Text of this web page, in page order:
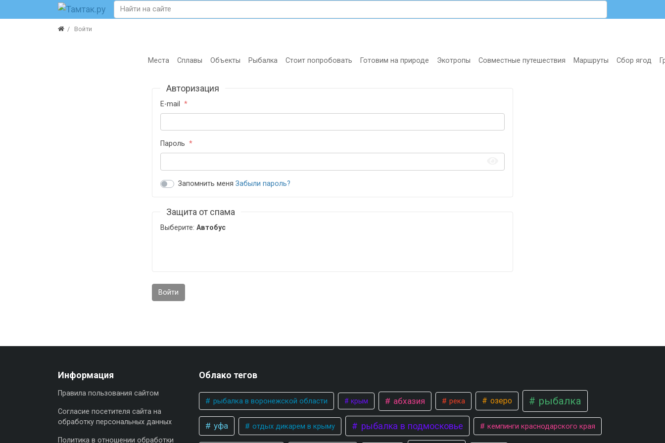
Войти
Места Сплавы Объекты Рыбалка Стоит попробовать Готовим на природе Экотропы Совместные путешествия Маршруты Сбор ягод
Авторизация
E-mail
Пароль
Запомнить меня Забыли пароль?
Защита от спама
Выберите: Автобус
Войти
Информация
Правила пользования сайтом
Согласие посетителя сайта на
обработку персональных данных
Политика в отношении обработки
Облако тегов
рыбалка в воронежской области крым абхазия река озеро рыбалка
уфа отдых дикарем в крыму рыбалка в подмосковье кемпинги краснодарского края